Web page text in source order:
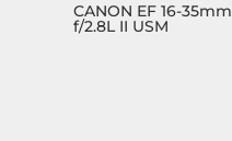
CANON EF 16-35mm
f/2.8L II USM